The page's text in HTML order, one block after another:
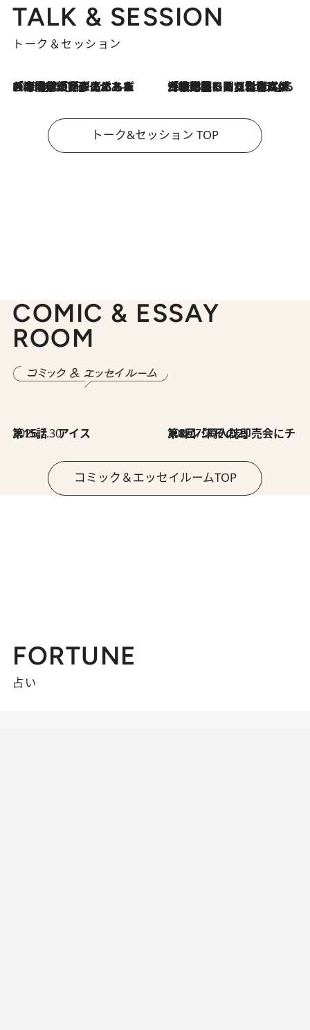
TALK & SESSION
トーク＆セッション
2026.8.3
「今後値上げがあるとすれば…」「リスクがあるのは今年の冬」エネルギー専門家が語る、ホルムズ海峡封鎖が家庭にもたらす“ある心配” 2026.8.3
「住宅建てられない…」「サーチャージ料の高値が続いている」ホルムズ海峡封鎖による影響はいつまで続く？《エネルギー専門家に聞く“どうなる日本の暮らし”》
トーク&セッション TOP
COMIC & ESSAY
ROOM
2026.7.30
第15話 アイス 2026.7.30
第8回「同人誌即売会にチャレンジ その2」
コミック＆エッセイルームTOP
FORTUNE
占い